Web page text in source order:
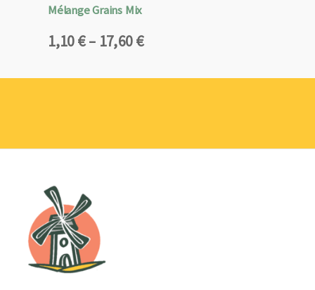
Mélange Grains Mix
1,10€– 17,60€
Plage
prix :